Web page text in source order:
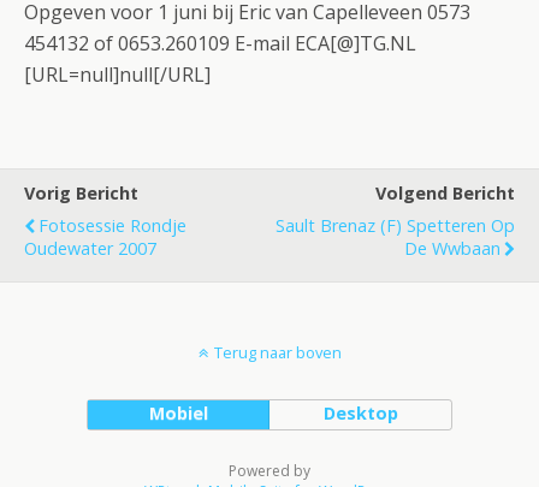
Opgeven voor 1 juni bij Eric van Capelleveen 0573
454132 of 0653.260109 E-mail ECA[@]TG.NL
[URL=null]null[/URL]
Vorig Bericht
Fotosessie Rondje
Oudewater 2007
Volgend Bericht
Sault Brenaz (F) Spetteren Op
De Wwbaan
Terug naar boven
Mobiel Desktop
Powered by